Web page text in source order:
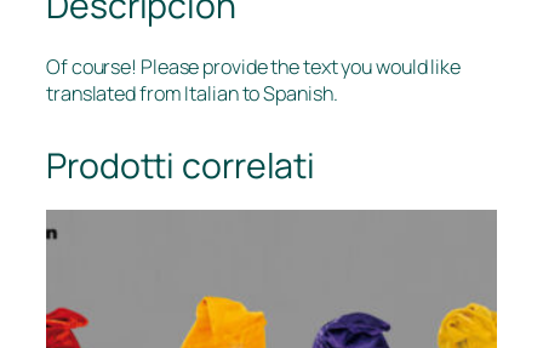
Of course! Please provide the text you would like
translated from Italian to Spanish.
Prodotti correlati